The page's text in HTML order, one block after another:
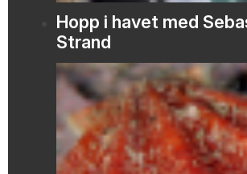
Hopp i havet med
Strand